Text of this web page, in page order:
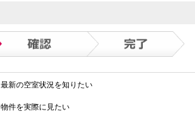
最新の空室状況を知りたい
物件を実際に見たい